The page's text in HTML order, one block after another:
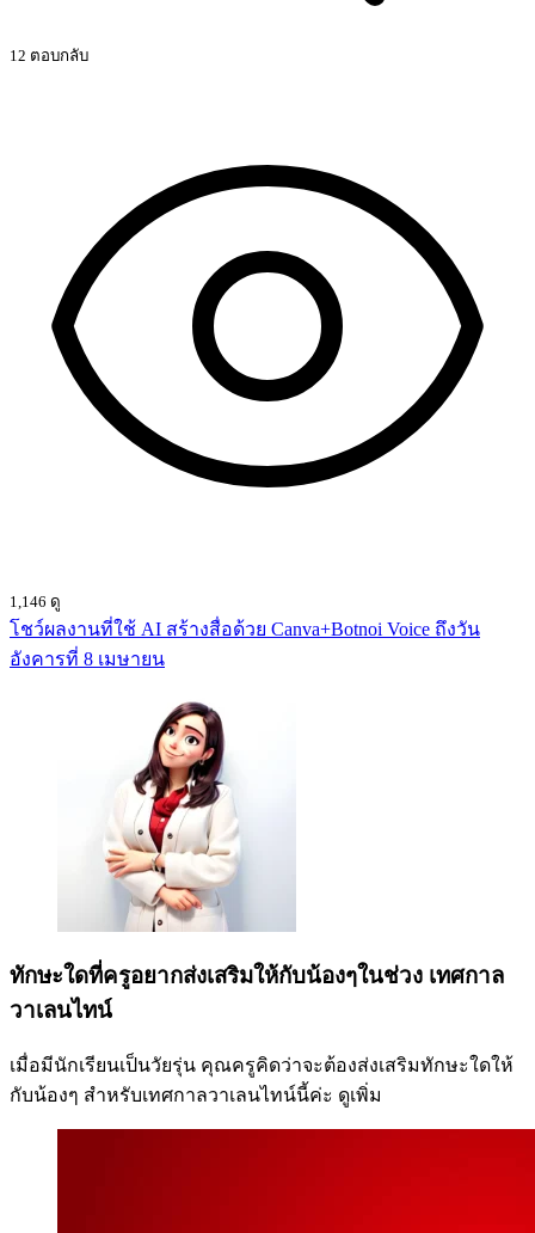
12 ตอบกลับ
1,146 ดู
โชว์ผลงานที่ใช้ AI สร้างสื่อด้วย Canva+Botnoi Voice ถึงวัน
อังคารที่ 8 เมษายน
ทักษะใดที่ครูอยากส่งเสริมให้กับน้องๆในช่วง เทศกาล
วาเลนไทน์
เมื่อมีนักเรียนเป็นวัยรุ่น คุณครูคิดว่าจะต้องส่งเสริมทักษะใดให้
กับน้องๆ สำหรับเทศกาลวาเลนไทน์นี้ค่ะ ดูเพิ่ม